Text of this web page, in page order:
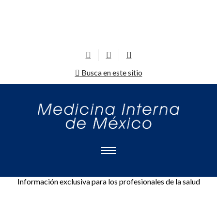
Busca en este sitio
Información exclusiva para los profesionales de la salud